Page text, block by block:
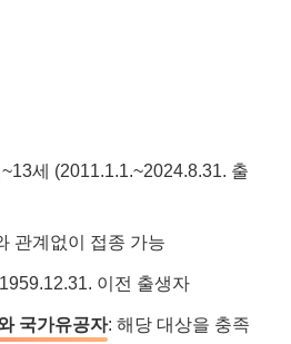
세 (2011.1.1.~2024.8.31. 출
관계없이 접종 가능
이전 출생자
국가유공자: 해당 대상을 충족